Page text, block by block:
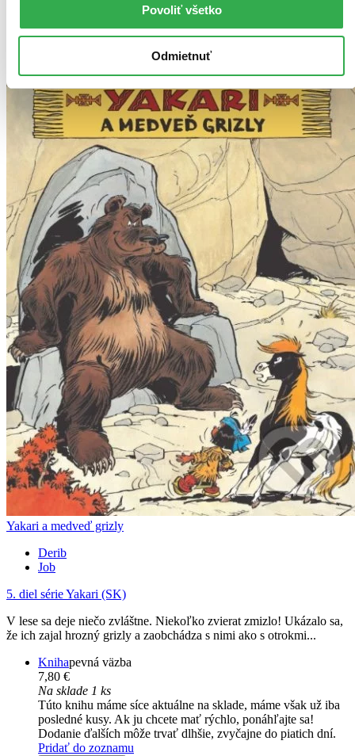
Povoliť všetko
Odmietnuť
Zrušiť filtre
Pre dyslektikov
Yakari a medveď grizly
Derib
Job
5. diel sérieYakari (SK)
V lese sa deje niečo zvláštne. Niekoľko zvierat zmizlo! Ukázalo sa,
že ich zajal hrozný grizly a zaobchádza s nimi ako s otrokmi...
Knihapevná väzba
7,80 €
Na sklade 1 ks
Túto knihu máme síce aktuálne na sklade, máme však už iba
posledné kusy. Ak ju chcete mať rýchlo, ponáhľajte sa!
Dodanie ďalších môže trvať dlhšie, zvyčajne do piatich dní.
Pridať do zoznamu